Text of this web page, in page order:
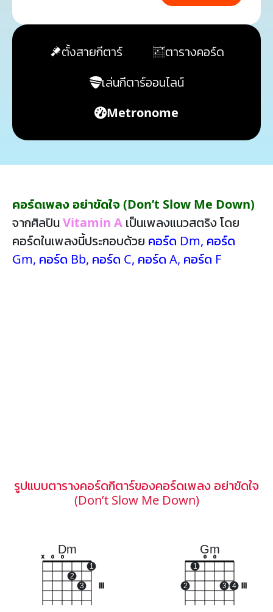
ตั้งสายกีตาร์
ตารางคอร์ด
เล่นกีตาร์ออนไลน์
Metronome
คอร์ดเพลง อย่าขัดใจ (Don’t Slow Me Down)
จากศิลปินVitamin A เป็นเพลงแนวสตริง โดย
คอร์ดในเพลงนี้ประกอบด้วย คอร์ด Dm, คอร์ด
Gm, คอร์ด Bb, คอร์ด C, คอร์ด A, คอร์ด F
รูปแบบตารางคอร์ดกีตาร์ของคอร์ดเพลง อย่าขัดใจ
(Don’t Slow Me Down)
Dm
x o o
2
3
1
Gm
2
1
o o
3 4